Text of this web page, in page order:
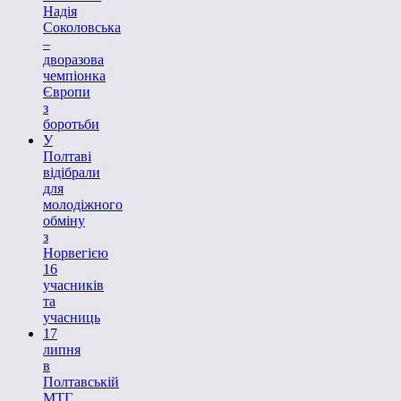
Надія
Соколовська
–
дворазова
чемпіонка
Європи
з
боротьби
У
Полтаві
відібрали
для
молодіжного
обміну
з
Норвегією
16
учасників
та
учасниць
17
липня
в
Полтавській
МТГ